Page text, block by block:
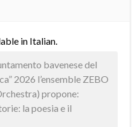
in Italian.
bavenese del
2026 l’ensemble ZEBO
propone:
la poesia e il